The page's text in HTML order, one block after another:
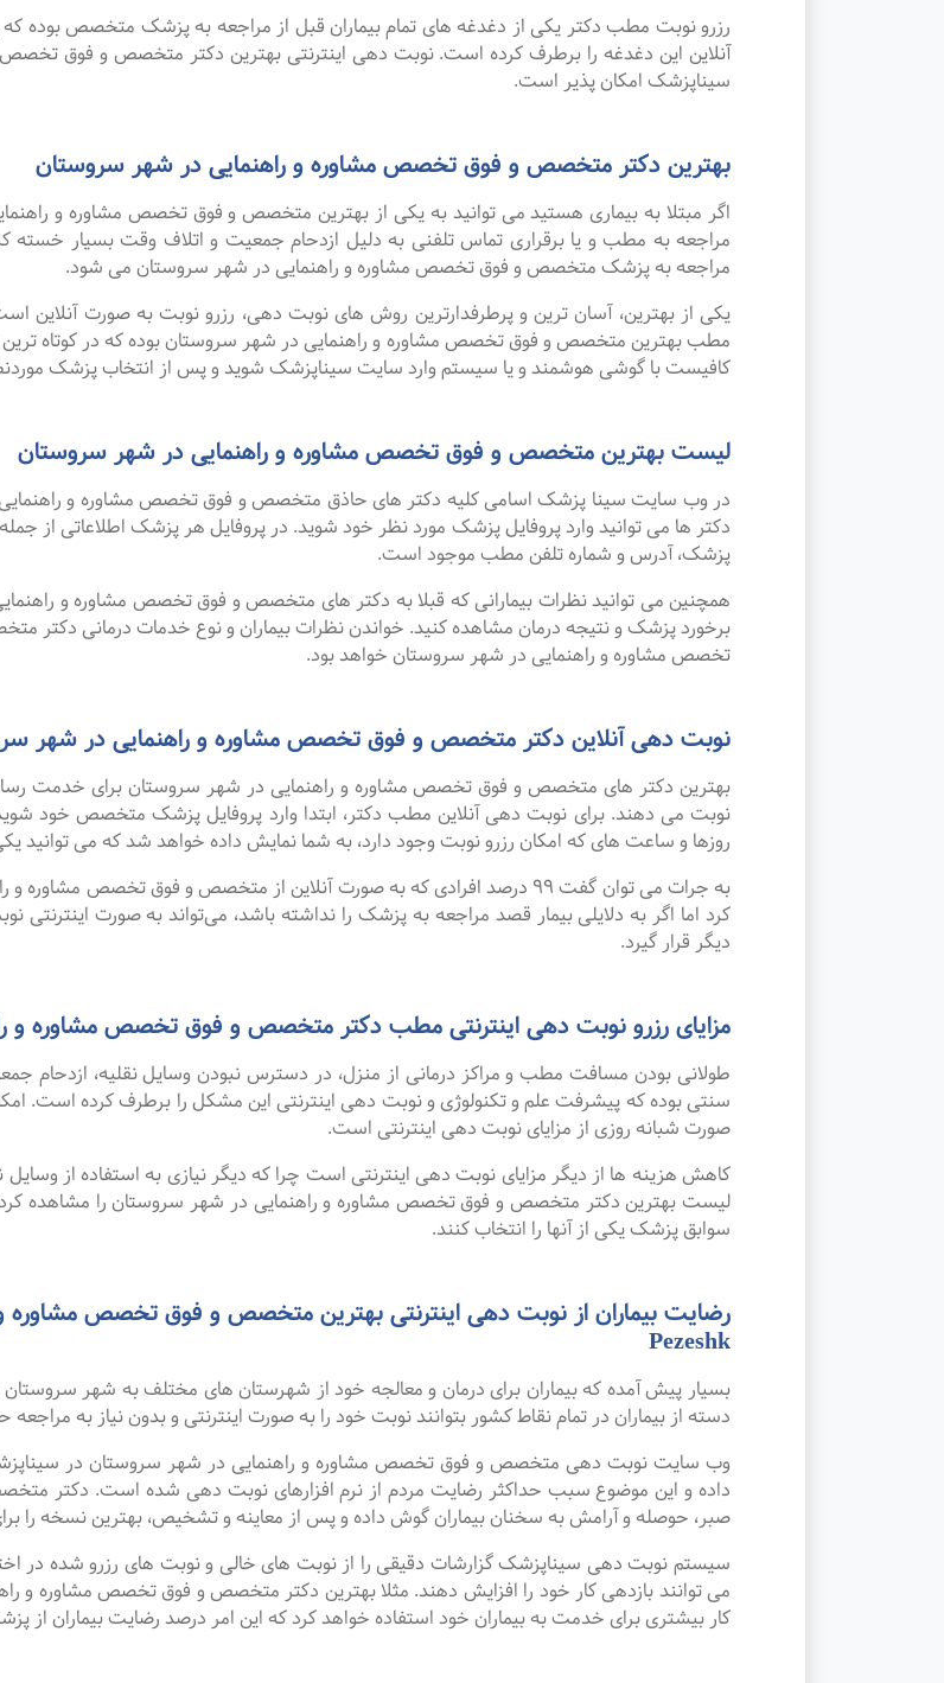
رزرو نوبت مطب دکتر یکی از دغدغه های تمام بیماران قبل از مراجعه به پزشک متخصص بوده که
آنلاین این دغدغه را برطرف کرده است. نوبت دهی اینترنتی بهترین دکتر متخصص و فوق
سیناپزشک امکان پذیر است.
بهترین دکتر متخصص و فوق تخصص مشاوره و راهنمایی در شهر سروستان
اگر مبتلا به بیماری هستید می توانید به یکی از بهترین متخصص و فوق تخصص مشاوره و
مراجعه به مطب و یا برقراری تماس تلفنی به دلیل ازدحام جمعیت و اتلاف وقت بسیار خسته
مراجعه به پزشک متخصص و فوق تخصص مشاوره و راهنمایی در شهر سروستان می شود.
یکی از بهترین، آسان ترین و پرطرفدارترین روش های نوبت دهی، رزرو نوبت به صورت
مطب بهترین متخصص و فوق تخصص مشاوره و راهنمایی در شهر سروستان بوده که در کوتاه ترین
کافیست با گوشی هوشمند و یا سیستم وارد سایت سیناپزشک شوید و پس از انتخاب پزشک
لیست بهترین متخصص و فوق تخصص مشاوره و راهنمایی در شهر سروستان
در وب سایت سینا پزشک اسامی کلیه دکتر های حاذق متخصص و فوق تخصص مشاوره و
دکتر ها می توانید وارد پروفایل پزشک مورد نظر خود شوید. در پروفایل هر پزشک اطلاعاتی
پزشک، آدرس و شماره تلفن مطب موجود است.
همچنین می توانید نظرات بیمارانی که قبلا به دکتر های متخصص و فوق تخصص مشاوره و
برخورد پزشک و نتیجه درمان مشاهده کنید. خواندن نظرات بیماران و نوع خدمات درمانی دکتر
تخصص مشاوره و راهنمایی در شهر سروستان خواهد بود.
نوبت دهی آنلاین دکتر متخصص و فوق تخصص مشاوره و راهنمایی در شهر
بهترین دکتر های متخصص و فوق تخصص مشاوره و راهنمایی در شهر سروستان برای خدمت رسانی
نوبت می دهند. برای نوبت دهی آنلاین مطب دکتر، ابتدا وارد پروفایل پزشک متخصص خود
روزها و ساعت های که امکان رزرو نوبت وجود دارد، به شما نمایش داده خواهد شد که می توانید یکی
به جرات می‌ توان گفت ۹۹ درصد افرادی که به صورت آنلاین از متخصص و فوق
کرد اما اگر به دلایلی بیمار قصد مراجعه به پزشک را نداشته باشد، می‌تواند به صورت اینترنتی
دیگر قرار گیرد.
مزایای رزرو نوبت دهی اینترنتی مطب دکتر متخصص و فوق تخصص مشاوره و
طولانی بودن مسافت مطب و مراکز درمانی از منزل، در دسترس نبودن وسایل نقلیه،
صورت شبانه روزی از مزایای نوبت دهی اینترنتی است.
کاهش هزینه ها از دیگر مزایای نوبت دهی اینترنتی است چرا که دیگر نیازی به استفاده از وسایل
لیست بهترین دکتر متخصص و فوق تخصص مشاوره و راهنمایی در شهر سروستان را مشاهده کرده
سوابق پزشک یکی از آنها را انتخاب کنند.
Pezeshk
بسیار پیش آمده که بیماران برای درمان و معالجه خود از شهرستان های مختلف به شهر
دسته از بیماران در تمام نقاط کشور بتوانند نوبت خود را به صورت اینترنتی و بدون نیاز به
وب سایت نوبت دهی متخصص و فوق تخصص مشاوره و راهنمایی در شهر سروستان در سیناپزشک
داده و این موضوع سبب حداکثر رضایت مردم از نرم افزارهای نوبت دهی شده است. دکتر
صبر، حوصله و آرامش به سخنان بیماران گوش داده و پس از معاینه و تشخیص، بهترین نسخه را
سیستم نوبت دهی سیناپزشک گزارشات دقیقی را از نوبت های خالی و نوبت های رزرو شده در
می توانند بازدهی کار خود را افزایش دهند. مثلا بهترین دکتر متخصص و فوق تخصص مشاوره و
کار بیشتری برای خدمت به بیماران خود استفاده خواهد کرد که این امر درصد رضایت بیماران از